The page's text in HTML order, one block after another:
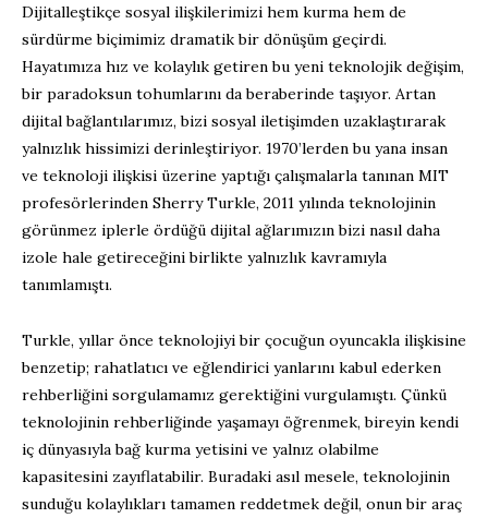
Dijitalleştikçe sosyal ilişkilerimizi hem kurma hem de
sürdürme biçimimiz dramatik bir dönüşüm geçirdi.
Hayatımıza hız ve kolaylık getiren bu yeni teknolojik değişim,
bir paradoksun tohumlarını da beraberinde taşıyor. Artan
dijital bağlantılarımız, bizi sosyal iletişimden uzaklaştırarak
yalnızlık hissimizi derinleştiriyor. 1970’lerden bu yana insan
ve teknoloji ilişkisi üzerine yaptığı çalışmalarla tanınan MIT
profesörlerinden Sherry Turkle, 2011 yılında teknolojinin
görünmez iplerle ördüğü dijital ağlarımızın bizi nasıl daha
izole hale getireceğini birlikte yalnızlık kavramıyla
tanımlamıştı.
Turkle, yıllar önce teknolojiyi bir çocuğun oyuncakla ilişkisine
benzetip; rahatlatıcı ve eğlendirici yanlarını kabul ederken
rehberliğini sorgulamamız gerektiğini vurgulamıştı. Çünkü
teknolojinin rehberliğinde yaşamayı öğrenmek, bireyin kendi
iç dünyasıyla bağ kurma yetisini ve yalnız olabilme
kapasitesini zayıflatabilir. Buradaki asıl mesele, teknolojinin
sunduğu kolaylıkları tamamen reddetmek değil, onun bir araç